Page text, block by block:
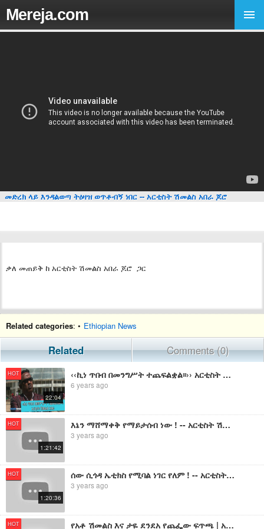
Mereja.com
መድረክ ላይ እንዳልወጣ ትዕዛዝ ወጥቶብኝ ነበር -- አርቲስት ሽመልስ አበራ ጆሮ
ቃለ መጠይቅ ከ አርቲስት ሽመልስ አበራ ጆሮ ጋር
Related categories: • Ethiopian News
Related Comments (0)
HOT
22:04
‹‹ኪነ ጥበብ በመንግሥት ተጨፍልቋል፡፡›› አርቲስት ሽመልስ አበራ
6 years ago
HOT
1:21:42
እኔን ማሸማቀቅ የማይታሰብ ነው ! -- አርቲስት ሽመልስ አበራ ጆሮ
3 years ago
HOT
1:20:36
ሰው ሲጎዳ ኤቲክስ የሚባል ነገር የለም ! -- አርቲስት ሽመልስ አበራ
3 years ago
HOT የአቶ ሽመልስ እና ታዬ ደንደአ የጨፌው ፍጥጫ | አቶ ሽመልስ እና ሸኔ ተጠሪነታቸው ለ አልሲሲ ወይስ ለኢትዮጵያ? | ሱማሊያን በመጠቀም ኢትዮጵያን ማተራመስ